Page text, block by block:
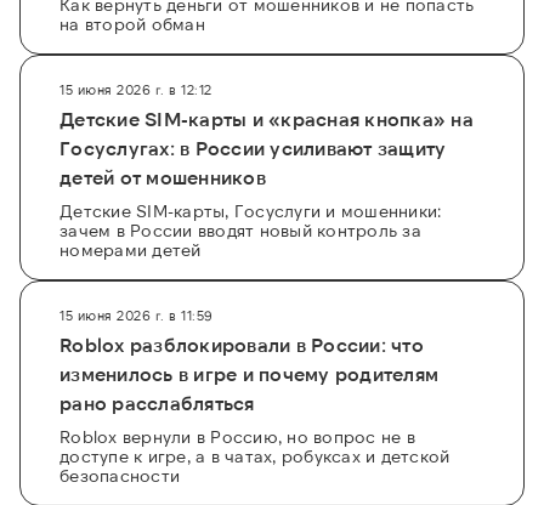
Как вернуть деньги от мошенников и не попасть
на второй обман
15 июня 2026 г. в 12:12
Детские SIM-карты и «красная кнопка» на
Госуслугах: в России усиливают защиту
детей от мошенников
Детские SIM-карты, Госуслуги и мошенники:
зачем в России вводят новый контроль за
номерами детей
15 июня 2026 г. в 11:59
Roblox разблокировали в России: что
изменилось в игре и почему родителям
рано расслабляться
Roblox вернули в Россию, но вопрос не в
доступе к игре, а в чатах, робуксах и детской
безопасности